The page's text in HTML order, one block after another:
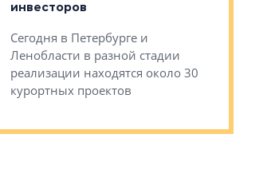
инвесторов
Сегодня в Петербурге и
Ленобласти в разной стадии
реализации находятся около 30
курортных проектов